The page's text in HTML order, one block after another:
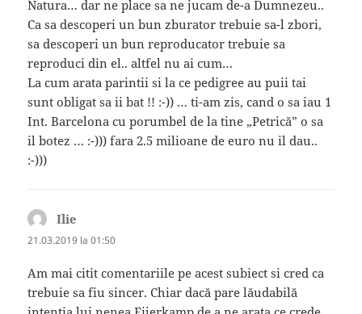
Natura… dar ne place sa ne jucam de-a Dumnezeu..
Ca sa descoperi un bun zburator trebuie sa-l zbori,
sa descoperi un bun reproducator trebuie sa
reproduci din el.. altfel nu ai cum…
La cum arata parintii si la ce pedigree au puii tai
sunt obligat sa ii bat !! :-)) … ti-am zis, cand o sa iau 1
Int. Barcelona cu porumbel de la tine „Petrică” o sa
il botez … :-))) fara 2.5 milioane de euro nu il dau..
:-)))
Ilie
21.03.2019 la 01:50
Am mai citit comentariile pe acest subiect si cred ca
trebuie sa fiu sincer. Chiar dacă pare lăudabilă